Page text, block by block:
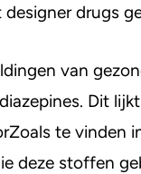
drugs
van
Dit
te vinden
deze stoffen